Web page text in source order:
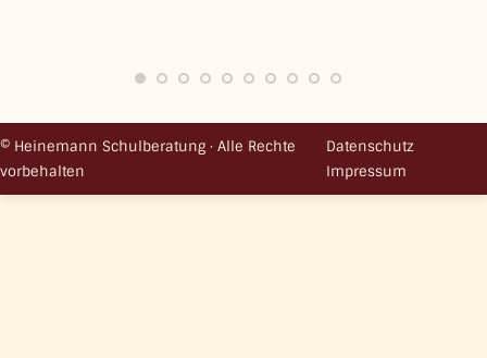
© Heinemann Schulberatung · Alle Rechte
vorbehalten
Datenschutz
Impressum